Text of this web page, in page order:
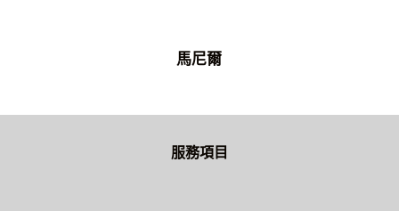
馬尼爾
服務項目